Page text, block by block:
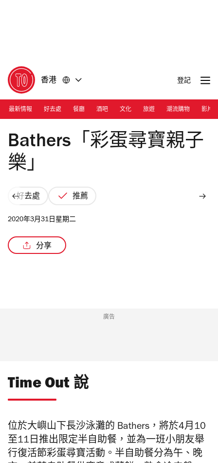
香港 登記
最新情報 好去處 餐廳 酒吧 文化 旅遊 潮流購物 影片
Bathers
Bathers「彩蛋尋寶親子
樂」
好去處 推薦
2020年3月31日星期二
分享
廣告
Time Out 說
位於大嶼山下長沙泳灘的 Bathers，將於4月10
至11日推出限定半自助餐，並為一班小朋友舉
行復活節彩蛋尋寶活動。半自助餐分為午、晚